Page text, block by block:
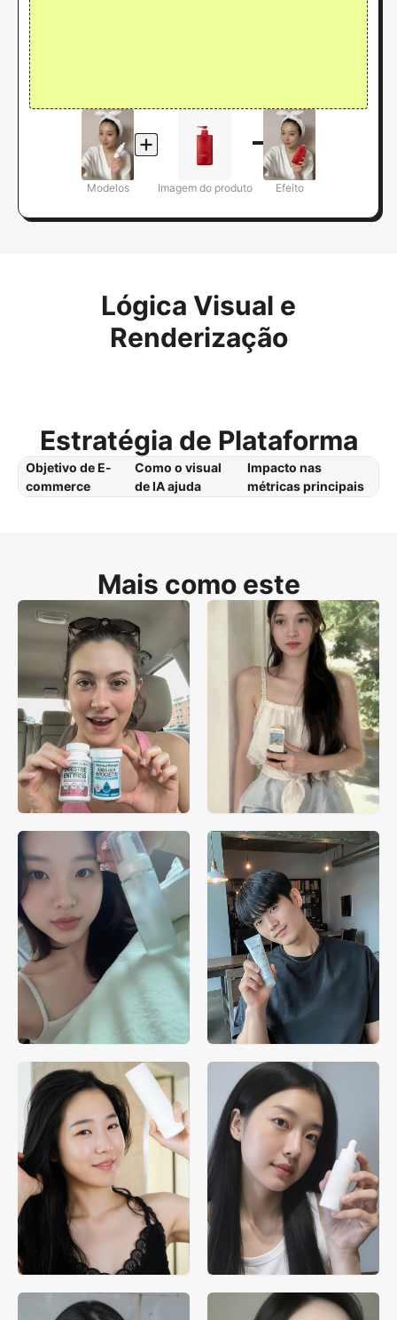
Modelos Imagem do produto Efeito
Lógica Visual e
Renderização
Estratégia de Plataforma
Objetivo de E-
commerce
Como o visual
de IA ajuda
Impacto nas
métricas principais
Mais como este